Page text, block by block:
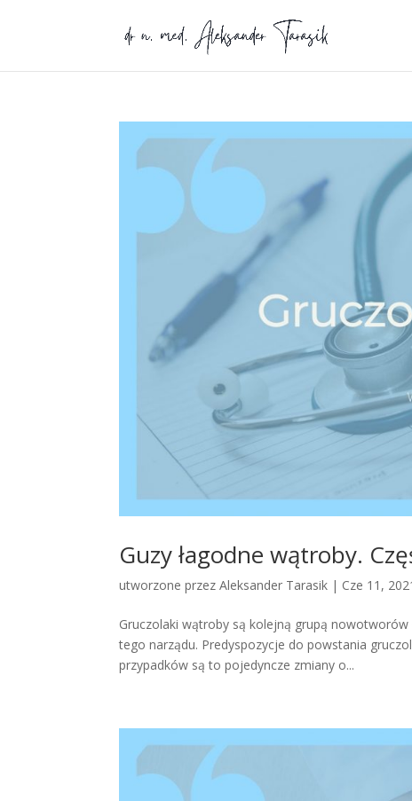
Guzy łagodne wątroby.
utworzone przezAleksander Tarasik | Cze 11,
Gruczolaki wątroby są kolejną grupą
tego narządu. Predyspozycje do powstania
przypadków są to pojedyncze zmiany o...